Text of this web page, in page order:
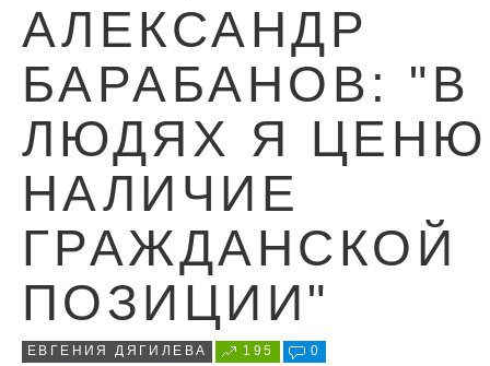
АЛЕКСАНДР
БАРАБАНОВ: "В
ЛЮДЯХ Я ЦЕНЮ
НАЛИЧИЕ
ГРАЖДАНСКОЙ
ПОЗИЦИИ"
ЕВГЕНИЯ ДЯГИЛЕВА 195 0